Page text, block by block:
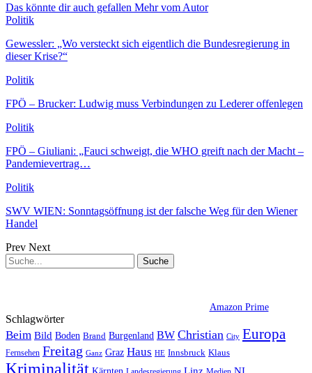
Das könnte dir auch gefallen Mehr vom Autor
Politik
Gewessler: „Wo versteckt sich eigentlich die Bundesregierung in
dieser Krise?“
Politik
FPÖ – Brucker: Ludwig muss Verbindungen zu Lederer offenlegen
Politik
FPÖ – Giuliani: „Fauci schweigt, die WHO greift nach der Macht –
Pandemievertrag…
Politik
SWV WIEN: Sonntagsöffnung ist der falsche Weg für den Wiener
Handel
Prev Next
Amazon Prime
Schlagwörter
Beim Bild Boden Brand Burgenland BW Christian City Europa
Fernsehen Freitag Ganz Graz Haus HE Innsbruck Klaus
Kriminalität NI